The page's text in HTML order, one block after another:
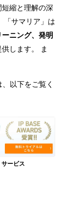
縮と理解の深
「サマリア」は
ニング、発明
します。 ま
以下をご覧く
サービス